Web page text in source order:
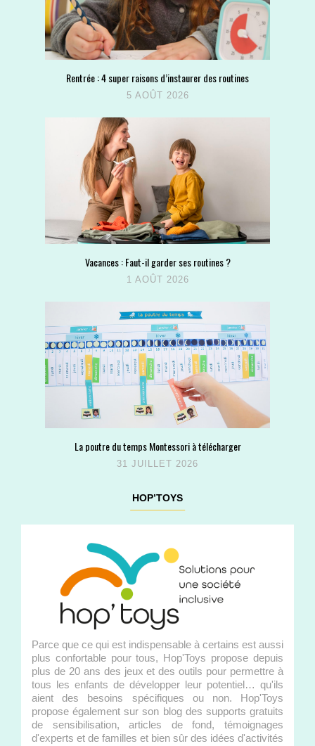
Rentrée : 4 super raisons d’instaurer des routines
5 AOÛT 2026
Vacances : Faut-il garder ses routines ?
1 AOÛT 2026
La poutre du temps Montessori à télécharger
31 JUILLET 2026
HOP’TOYS
Parce que ce qui est indispensable à certains est aussi
plus confortable pour tous, Hop'Toys propose depuis
plus de 20 ans des jeux et des outils pour permettre à
tous les enfants de développer leur potentiel… qu'ils
aient des besoins spécifiques ou non. Hop'Toys
propose également sur son blog des supports gratuits
de sensibilisation, articles de fond, témoignages
d'experts et de familles et bien sûr des idées d'activités